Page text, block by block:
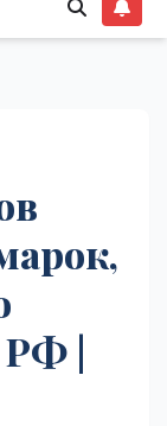
РФ |